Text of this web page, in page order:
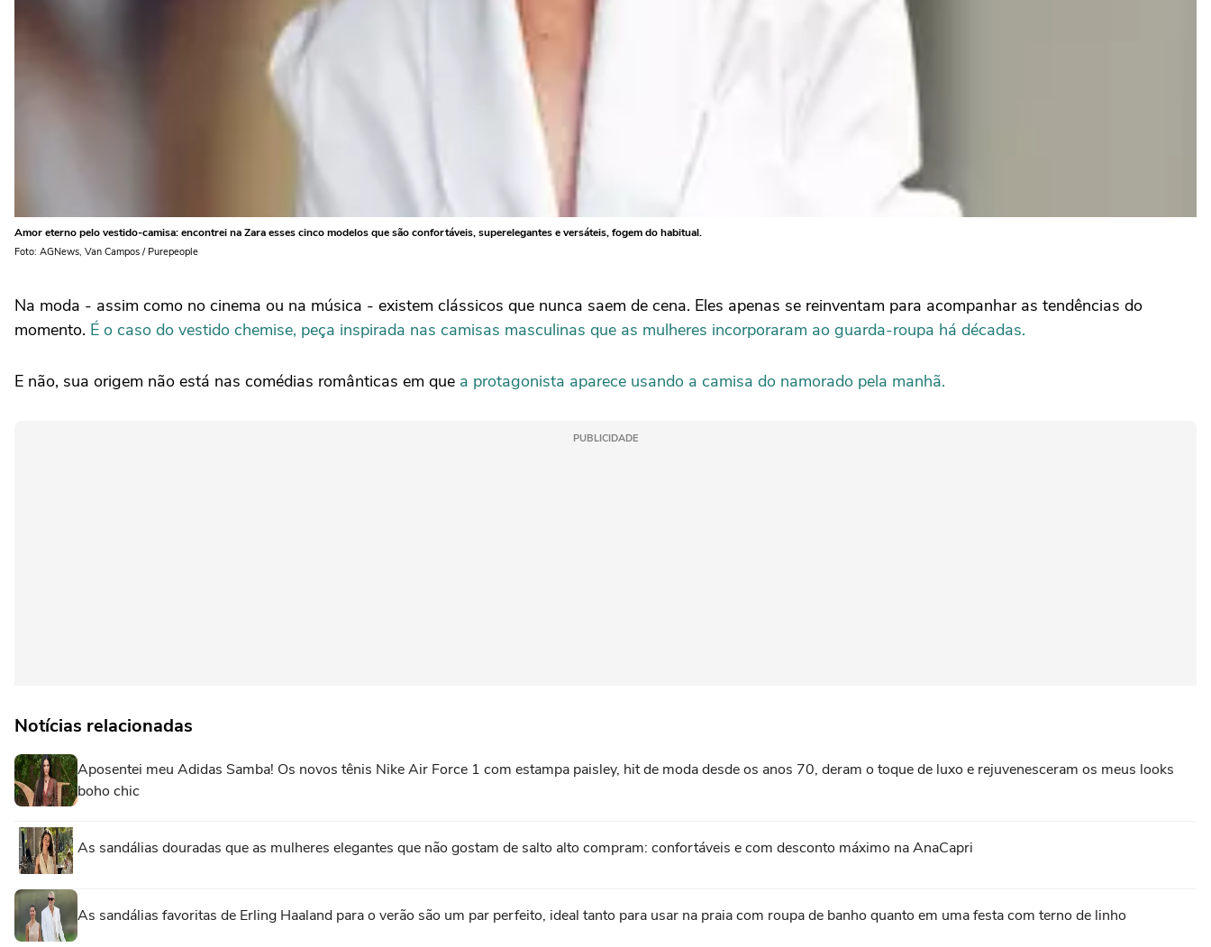
Amor eterno pelo vestido-camisa: encontrei na Zara esses cinco modelos que são confortáveis, superelegantes e versáteis, fogem do habitual.
Foto: AGNews, Van Campos / Purepeople
Na moda - assim como no cinema ou na música - existem clássicos que nunca saem de cena. Eles apenas se reinventam para acompanhar as tendências do
momento. É o caso do vestido chemise, peça inspirada nas camisas masculinas que as mulheres incorporaram ao guarda-roupa há décadas.
E não, sua origem não está nas comédias românticas em que a protagonista aparece usando a camisa do namorado pela manhã.
PUBLICIDADE
Notícias relacionadas
Aposentei meu Adidas Samba! Os novos tênis Nike Air Force 1 com estampa paisley, hit de moda desde os anos 70, deram o toque de luxo e rejuvenesceram os meus looks
boho chic
As sandálias douradas que as mulheres elegantes que não gostam de salto alto compram: confortáveis e com desconto máximo na AnaCapri
As sandálias favoritas de Erling Haaland para o verão são um par perfeito, ideal tanto para usar na praia com roupa de banho quanto em uma festa com terno de linho